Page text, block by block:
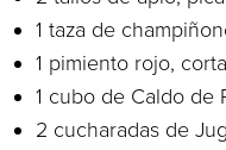
1 taza de
1 pimiento rojo,
1 cubo de Caldo de
2 cucharadas de